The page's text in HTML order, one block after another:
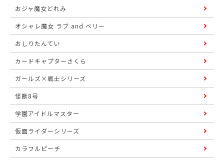
おジャ魔女どれみ
オシャレ魔女 ラブ and ベリー
おしりたんてい
カードキャプターさくら
ガールズ×戦士シリーズ
怪獣8号
学園アイドルマスター
仮面ライダーシリーズ
カラフルピーチ